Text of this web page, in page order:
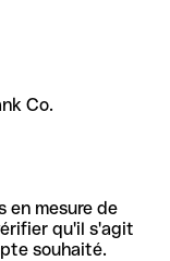
Co.
en mesure de
qu'il s'agit
souhaité.